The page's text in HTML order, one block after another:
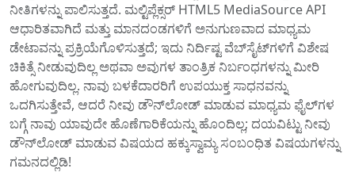
ನೀತಿಗಳನ್ನು ಪಾಲಿಸುತ್ತದೆ. ಮಲ್ಟಿಪ್ಲೆಕ್ಸರ್ HTML5 MediaSource API
ಆಧಾರಿತವಾಗಿದೆ ಮತ್ತು ಮಾನದಂಡಗಳಿಗೆ ಅನುಗುಣವಾದ ಮಾಧ್ಯಮ
ಡೇಟಾವನ್ನು ಪ್ರಕ್ರಿಯೆಗೊಳಿಸುತ್ತದೆ; ಇದು ನಿರ್ದಿಷ್ಟ ವೆಬ್‌ಸೈಟ್‌ಗಳಿಗೆ ವಿಶೇಷ
ಚಿಕಿತ್ಸೆ ನೀಡುವುದಿಲ್ಲ ಅಥವಾ ಅವುಗಳ ತಾಂತ್ರಿಕ ನಿರ್ಬಂಧಗಳನ್ನು ಮೀರಿ
ಹೋಗುವುದಿಲ್ಲ. ನಾವು ಬಳಕೆದಾರರಿಗೆ ಉಪಯುಕ್ತ ಸಾಧನವನ್ನು
ಒದಗಿಸುತ್ತೇವೆ, ಆದರೆ ನೀವು ಡೌನ್‌ಲೋಡ್ ಮಾಡುವ ಮಾಧ್ಯಮ ಫೈಲ್‌ಗಳ
ಬಗ್ಗೆ ನಾವು ಯಾವುದೇ ಹೊಣೆಗಾರಿಕೆಯನ್ನು ಹೊಂದಿಲ್ಲ; ದಯವಿಟ್ಟು ನೀವು
ಡೌನ್‌ಲೋಡ್ ಮಾಡುವ ವಿಷಯದ ಹಕ್ಕುಸ್ವಾಮ್ಯ ಸಂಬಂಧಿತ ವಿಷಯಗಳನ್ನು
ಗಮನದಲ್ಲಿಡಿ!